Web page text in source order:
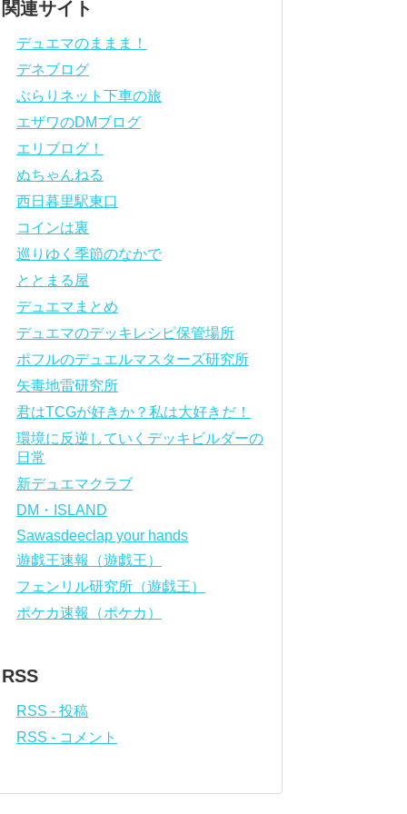
関連サイト
デュエマのままま！
デネブログ
ぶらりネット下車の旅
エザワのDMブログ
エリブログ！
ぬちゃんねる
西日暮里駅東口
コインは裏
巡りゆく季節のなかで
ととまる屋
デュエマまとめ
デュエマのデッキレシピ保管場所
ポフルのデュエルマスターズ研究所
矢毒地雷研究所
君はTCGが好きか？私は大好きだ！
環境に反逆していくデッキビルダーの
日常
新デュエマクラブ
DM・ISLAND
Sawasdeeclap your hands
遊戯王速報（遊戯王）
フェンリル研究所（遊戯王）
ポケカ速報（ポケカ）
RSS
RSS - 投稿
RSS - コメント